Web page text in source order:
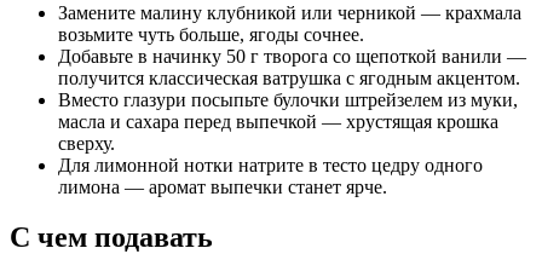
Замените малину клубникой или черникой — крахмала
возьмите чуть больше, ягоды сочнее.
Добавьте в начинку 50 г творога со щепоткой ванили —
получится классическая ватрушка с ягодным акцентом.
Вместо глазури посыпьте булочки штрейзелем из муки,
масла и сахара перед выпечкой — хрустящая крошка
сверху.
Для лимонной нотки натрите в тесто цедру одного
лимона — аромат выпечки станет ярче.
С чем подавать